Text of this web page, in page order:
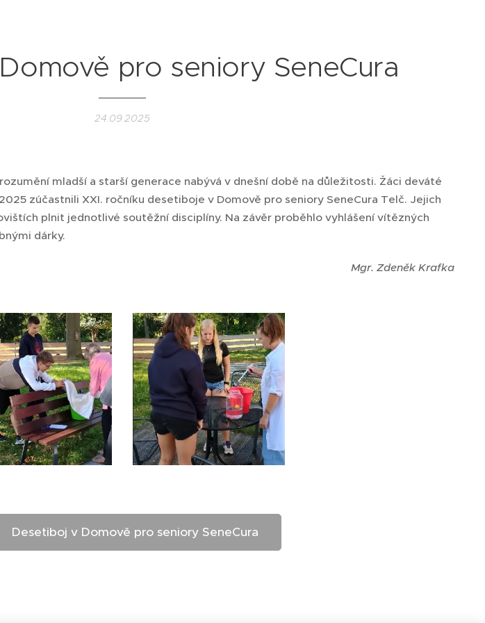
pro seniory SeneCura
24.09.2025
mladší a starší generace nabývá v dnešní době na důležitosti. Žáci deváté
zúčastnili XXI. ročníku desetiboje v Domově pro seniory SeneCura Telč. Jejich
plnit jednotlivé soutěžní disciplíny. Na závěr proběhlo vyhlášení vítězných
dárky.
Mgr. Zdeněk Krafka
Desetiboj v Domově pro seniory SeneCura